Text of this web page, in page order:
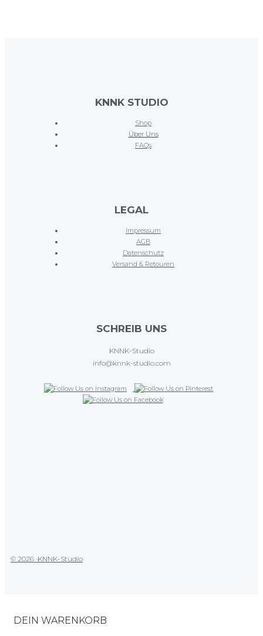
KNNK STUDIO
Shop
Über Uns
FAQs
LEGAL
Impressum
AGB
Datenschutz
Versand & Retouren
SCHREIB UNS
KNNK-Studio
info@knnk-studio.com
© 2026 ·KNNK-Studio
DEIN WARENKORB